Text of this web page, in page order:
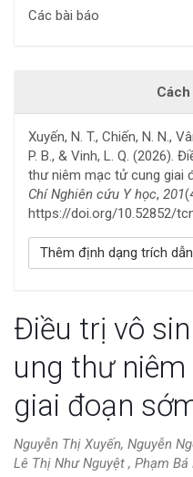
Các bài báo
Xuyến, N. T., Chiến, N. N.,
P. B., & Vinh, L. Q. (2026).
thư niêm mạc tử cung giai
Chí Nghiên cứu Y học, 201
https://doi.org/10.52852/
Thêm định dạng trích dẫn
Điều trị vô
ung thư
giai đoạn
Nguyễn Thị Xuyến, Nguyễn
Lê Thị Như Nguyệt , Phạm Bá